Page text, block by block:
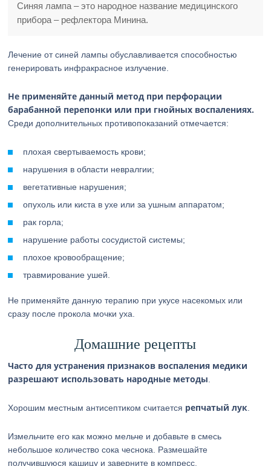
Синяя лампа – это народное название медицинского
прибора – рефлектора Минина.
Лечение от синей лампы обуславливается способностью
генерировать инфракрасное излучение.
Не применяйте данный метод при перфорации
барабанной перепонки или при гнойных воспалениях.
Среди дополнительных противопоказаний отмечается:
плохая свертываемость крови;
нарушения в области невралгии;
вегетативные нарушения;
опухоль или киста в ухе или за ушным аппаратом;
рак горла;
нарушение работы сосудистой системы;
плохое кровообращение;
травмирование ушей.
Не применяйте данную терапию при укусе насекомых или
сразу после прокола мочки уха.
Домашние рецепты
Часто для устранения признаков воспаления медики
разрешают использовать народные методы
Хорошим местным антисептиком считается репчатый лук
Измельчите его как можно мельче и добавьте в смесь
небольшое количество сока чеснока. Размешайте
получившуюся кашицу и заверните в компресс.